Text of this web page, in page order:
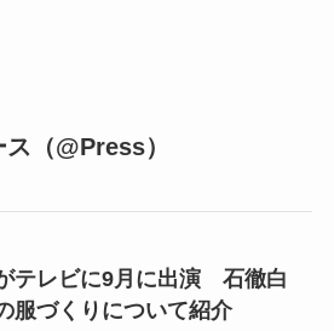
（@Press）
テレビに9月に出演 石徹白
服づくりについて紹介